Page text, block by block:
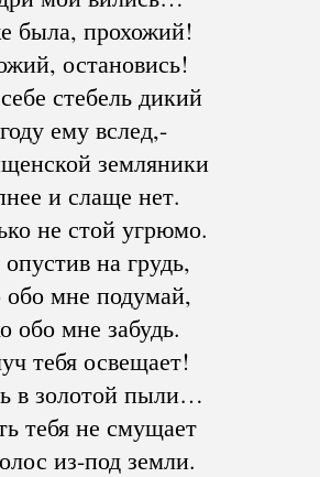
была, прохожий!
остановись!
стебель дикий
ему вслед,-
земляники
и слаще нет.
не стой угрюмо.
опустив на грудь,
обо мне подумай,
обо мне забудь.
тебя освещает!
в золотой пыли…
тебя не смущает
из-под земли.